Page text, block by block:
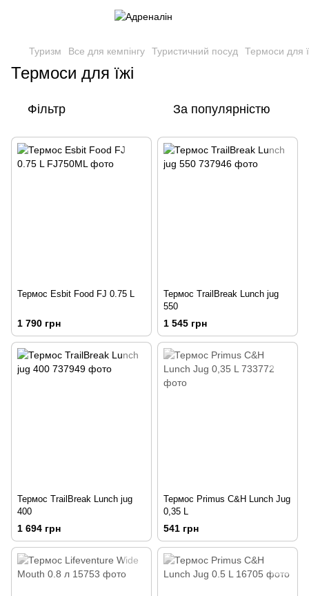
Туризм Все для кемпінгу Туристичний посуд Термоси для
Термоси для їжі
Фільтр За популярністю
Термос Esbit Food FJ 0.75 L
1 790 грн
Термос TrailBreak Lunch jug
550
1 545 грн
Термос TrailBreak Lunch jug
400
1 694 грн
Термос Primus C&H Lunch Jug
0,35 L
541 грн